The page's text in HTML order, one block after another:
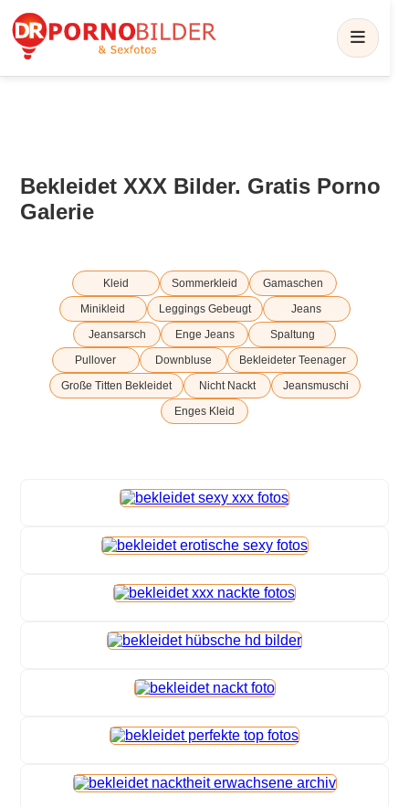
Bekleidet XXX Bilder. Gratis Porno
Galerie
Kleid Sommerkleid
Gamaschen
Minikleid
Leggings Gebeugt
Jeans
Jeansarsch
Enge Jeans
Spaltung
Pullover
Downbluse
Bekleideter Teenager
Große Titten Bekleidet
Nicht Nackt
Jeansmuschi
Enges Kleid